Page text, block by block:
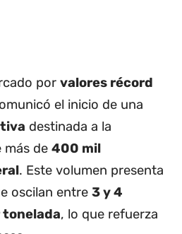
por valores récord
el inicio de una
destinada a la
más de 400 mil
. Este volumen presenta
oscilan entre 3 y 4
tonelada, lo que refuerza